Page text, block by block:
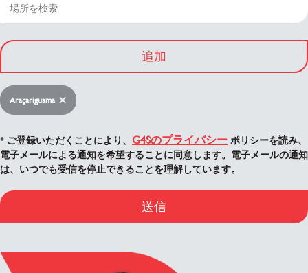
追加
Araçariguama
* ご登録いただくことにより、 G4Sのプライバシー ポリシーを読み、
電子メールによる通知を希望することに同意します。電子メールの通知
は、いつでも受信を停止できることを理解しています。
送信